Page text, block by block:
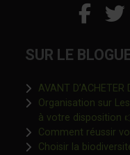
SUR LE
AVANT D’ACHETER
Organisation sur
à votre disposition
Comment réussir
Choisir la